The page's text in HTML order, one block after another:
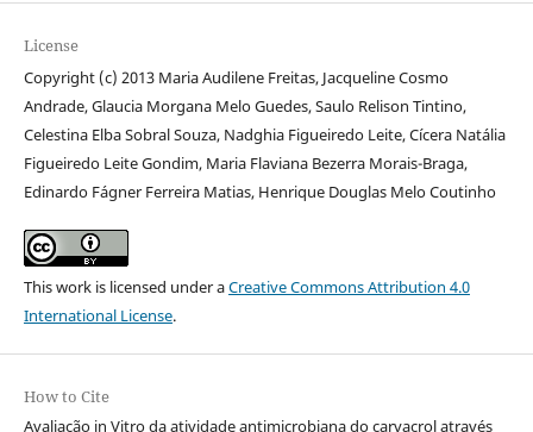
License
Copyright (c) 2013 Maria Audilene Freitas, Jacqueline Cosmo
Andrade, Glaucia Morgana Melo Guedes, Saulo Relison Tintino,
Celestina Elba Sobral Souza, Nadghia Figueiredo Leite, Cícera Natália
Figueiredo Leite Gondim, Maria Flaviana Bezerra Morais-Braga,
Edinardo Fágner Ferreira Matias, Henrique Douglas Melo Coutinho
This work is licensed under aCreative Commons Attribution 4.0
International License.
How to Cite
Avaliação in Vitro da atividade antimicrobiana do carvacrol através